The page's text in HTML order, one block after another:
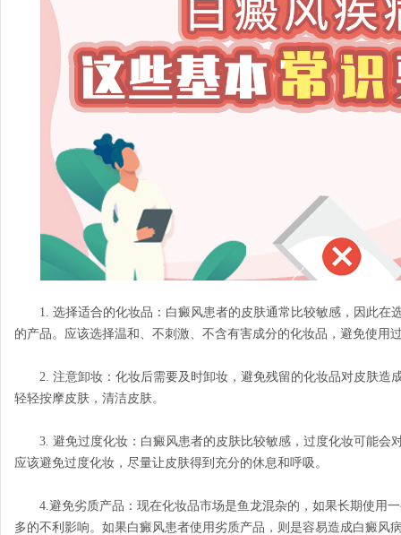
1. 选择适合的化妆品：白癜风患者的皮肤通常比较敏感，因此在
的产品。应该选择温和、不刺激、不含有害成分的化妆品，避免使用
2. 注意卸妆：化妆后需要及时卸妆，避免残留的化妆品对皮肤造
轻轻按摩皮肤，清洁皮肤。
3. 避免过度化妆：白癜风患者的皮肤比较敏感，过度化妆可能会
应该避免过度化妆，尽量让皮肤得到充分的休息和呼吸。
4.避免劣质产品：现在化妆品市场是鱼龙混杂的，如果长期使用一
多的不利影响。如果白癜风患者使用劣质产品，则是容易造成白癜风